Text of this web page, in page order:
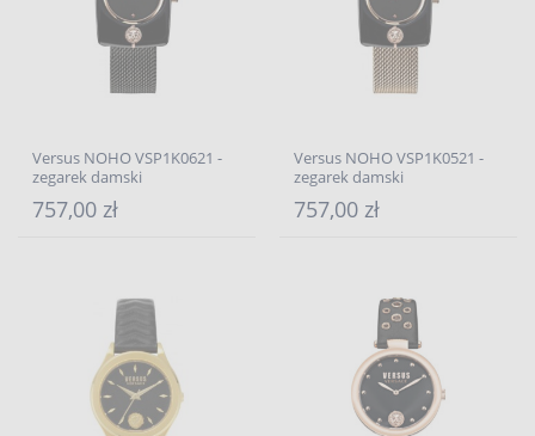
Versus NOHO VSP1K0621 -
zegarek damski
757,00 zł
Versus NOHO VSP1K0521 -
zegarek damski
757,00 zł